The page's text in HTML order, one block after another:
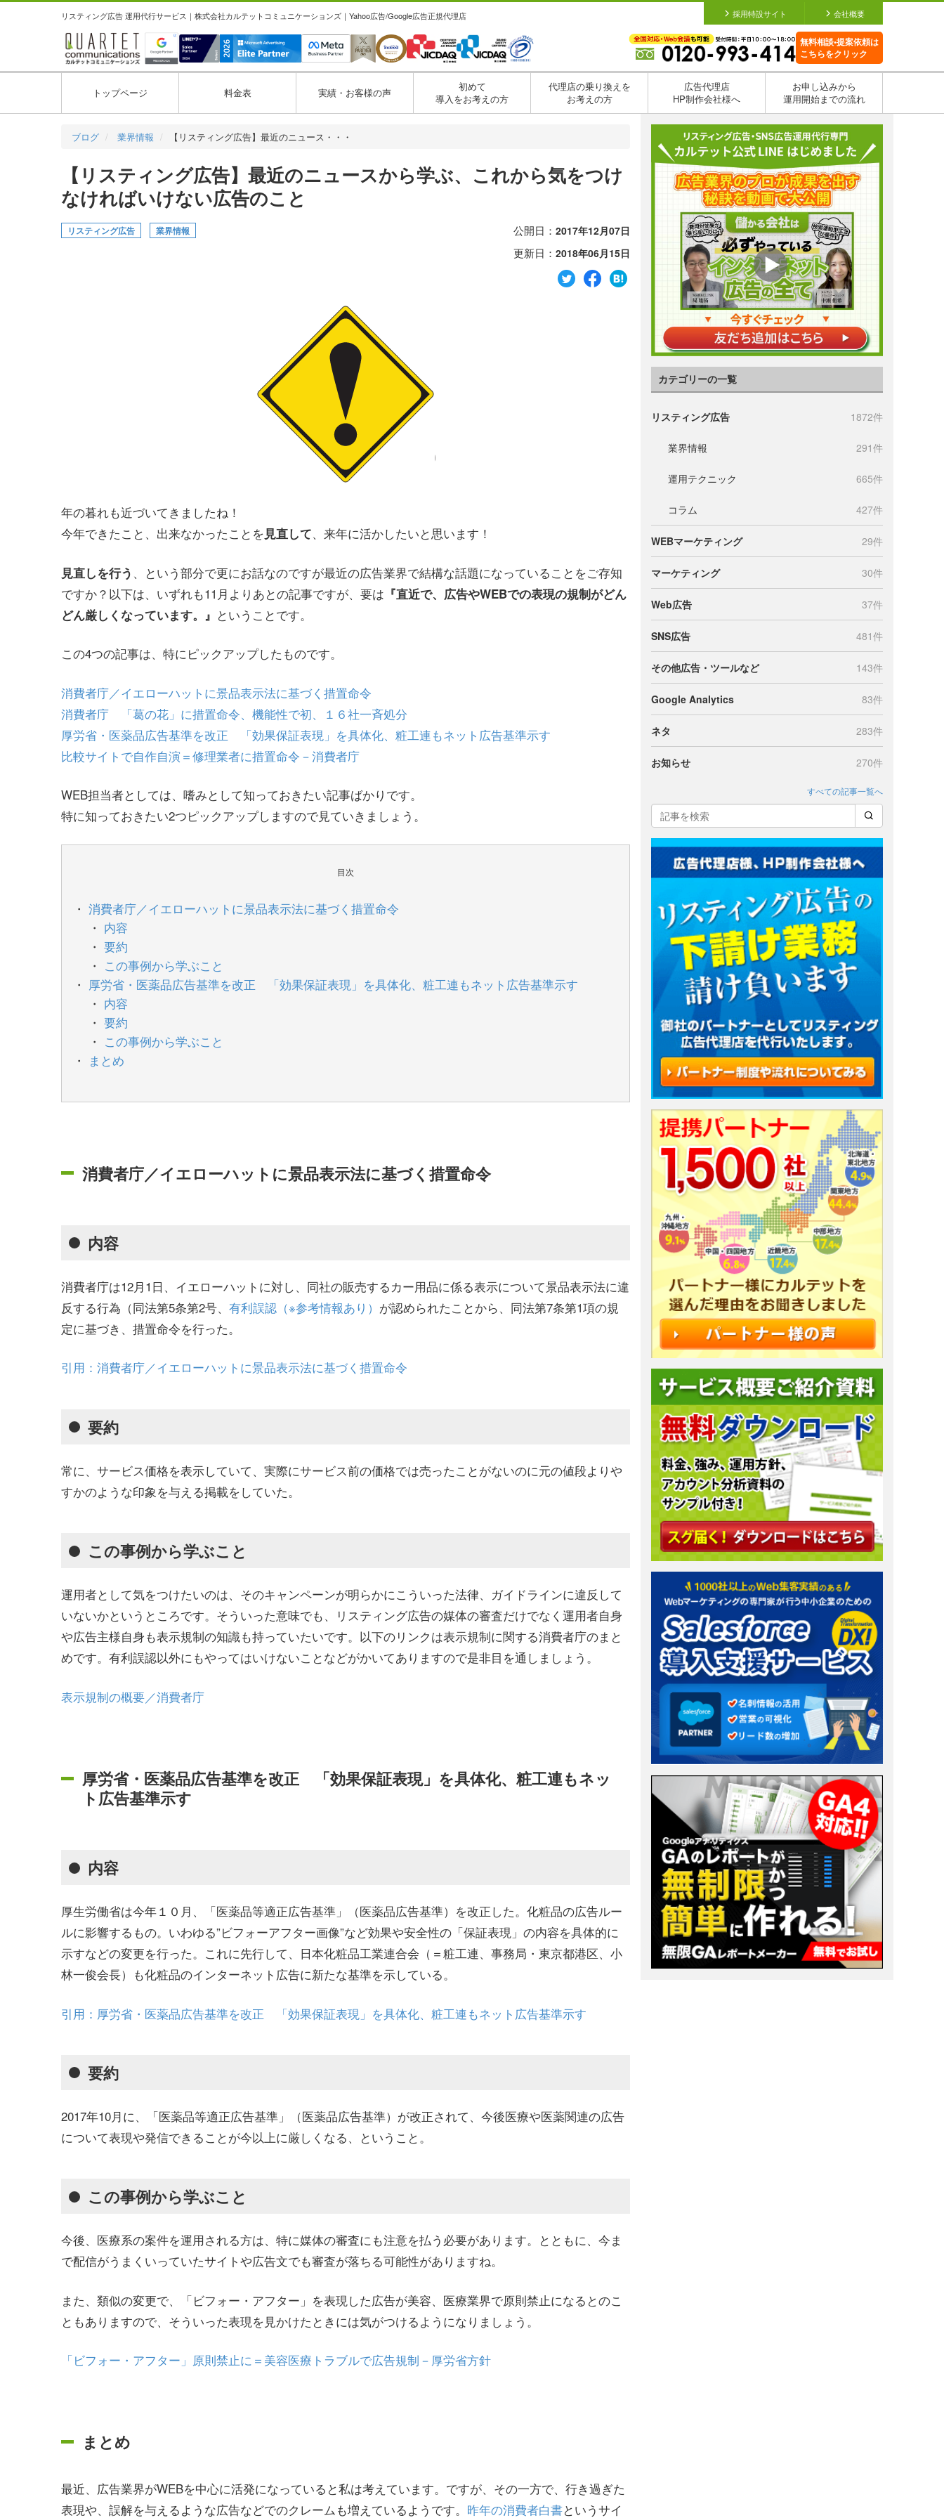
リスティング広告 運用代行サービス｜株式会社カルテットコミュニケーションズ｜Yahoo広告/Google広告正規代理店 採用特設サイト 会社概要
無料相談•提案依頼は
こちらをクリック
トップページ 料金表 実績・お客様の声
初めて
導入をお考えの方
代理店の乗り換えを
お考えの方
広告代理店
HP制作会社様へ
お申し込みから
運用開始までの流れ
ブログ 業界情報 【リスティング広告】最近のニュース・・・
【リスティング広告】最近のニュースから学ぶ、これから気をつけ
なければいけない広告のこと
リスティング広告 業界情報 公開日： 2017年12月07日
更新日： 2018年06月15日
年の暮れも近づいてきましたね！
今年できたこと、出来なかったことを見直して、来年に活かしたいと思います！
見直しを行う 、という部分で更にお話なのですが最近の広告業界で結構な話題になっていることをご存知
ですか？以下は、いずれも11月よりあとの記事ですが、要は 『直近で、広告やWEBでの表現の規制がどん
どん厳しくなっています。』 ということです。
この4つの記事は、特にピックアップしたものです。
消費者庁／イエローハットに景品表示法に基づく措置命令
消費者庁 「葛の花」に措置命令、機能性で初、１６社一斉処分
厚労省・医薬品広告基準を改正 「効果保証表現」を具体化、粧工連もネット広告基準示す
比較サイトで自作自演＝修理業者に措置命令－消費者庁
WEB担当者としては、嗜みとして知っておきたい記事ばかりです。
特に知っておきたい2つピックアップしますので見ていきましょう。
目次
消費者庁／イエローハットに景品表示法に基づく措置命令
内容
要約
この事例から学ぶこと
厚労省・医薬品広告基準を改正 「効果保証表現」を具体化、粧工連もネット広告基準示す
内容
要約
この事例から学ぶこと
まとめ
消費者庁／イエローハットに景品表示法に基づく措置命令
内容
消費者庁は12月1日、イエローハットに対し、同社の販売するカー用品に係る表示について景品表示法に違
反する行為（同法第5条第2号、 有利誤認（※参考情報あり） が認められたことから、同法第7条第1項の規
定に基づき、措置命令を行った。
引用：消費者庁／イエローハットに景品表示法に基づく措置命令
要約
常に、サービス価格を表示していて、実際にサービス前の価格では売ったことがないのに元の値段よりや
すかのような印象を与える掲載をしていた。
この事例から学ぶこと
運用者として気をつけたいのは、そのキャンペーンが明らかにこういった法律、ガイドラインに違反して
いないかというところです。そういった意味でも、リスティング広告の媒体の審査だけでなく運用者自身
や広告主様自身も表示規制の知識も持っていたいです。以下のリンクは表示規制に関する消費者庁のまと
めです。有利誤認以外にもやってはいけないことなどがかいてありますので是非目を通しましょう。
表示規制の概要／消費者庁
厚労省・医薬品広告基準を改正 「効果保証表現」を具体化、粧工連もネッ
ト広告基準示す
内容
厚生労働省は今年１０月、「医薬品等適正広告基準」（医薬品広告基準）を改正した。化粧品の広告ルー
ルに影響するもの。いわゆる”ビフォーアフター画像”など効果や安全性の「保証表現」の内容を具体的に
示すなどの変更を行った。これに先行して、日本化粧品工業連合会（＝粧工連、事務局・東京都港区、小
林一俊会長）も化粧品のインターネット広告に新たな基準を示している。
引用：厚労省・医薬品広告基準を改正 「効果保証表現」を具体化、粧工連もネット広告基準示す
要約
2017年10月に、「医薬品等適正広告基準」（医薬品広告基準）が改正されて、今後医療や医薬関連の広告
について表現や発信できることが今以上に厳しくなる、ということ。
この事例から学ぶこと
今後、医療系の案件を運用される方は、特に媒体の審査にも注意を払う必要があります。とともに、今ま
で配信がうまくいっていたサイトや広告文でも審査が落ちる可能性がありますね。
また、類似の変更で、「ビフォー・アフター」を表現した広告が美容、医療業界で原則禁止になるとのこ
ともありますので、そういった表現を見かけたときには気がつけるようになりましょう。
「ビフォー・アフター」原則禁止に＝美容医療トラブルで広告規制－厚労省方針
まとめ
最近、広告業界がWEBを中心に活発になっていると私は考えています。ですが、その一方で、行き過ぎた
表現や、誤解を与えるような広告などでのクレームも増えているようです。 昨年の消費者白書というサイ
カテゴリーの一覧
リスティング広告 1872件
業界情報 291件
運用テクニック 665件
コラム 427件
WEBマーケティング 29件
マーケティング 30件
Web広告 37件
SNS広告 481件
その他広告・ツールなど 143件
Google Analytics 83件
ネタ 283件
お知らせ 270件
すべての記事一覧へ